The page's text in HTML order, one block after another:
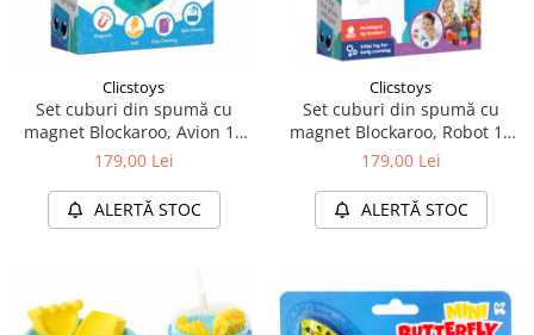
Clicstoys
Set cuburi din spumă cu
magnet Blockaroo, Avion 10
piese
179,00 Lei
ALERTĂ STOC
Clicstoys
Set cuburi din spumă cu
magnet Blockaroo, Robot 10
piese
179,00 Lei
ALERTĂ STOC